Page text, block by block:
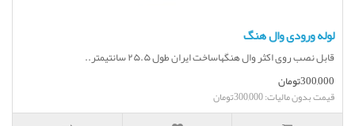
لوله ورودی وال هنگ
قابل نصب روی اکثر وال هنگهاساخت ایران طول ۲۵.۵ سانتیمتر..
300,000تومان
قیمت بدون مالیات: 300,000تومان